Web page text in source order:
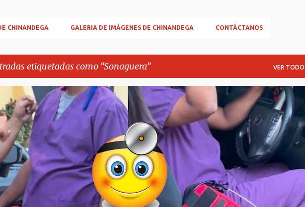
CHINANDEGA GALERIA DE IMÁGENES DE CHINANDEGA CONTÁCTANOS
etiquetadas como Sonaguera VER TODO
VIRAL REDES